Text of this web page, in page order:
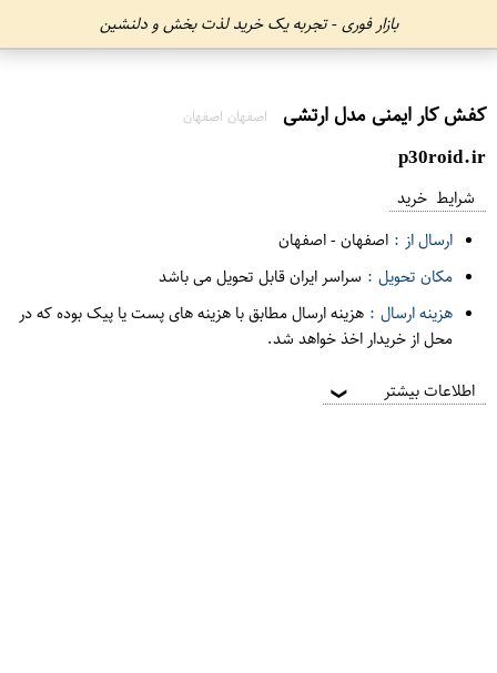
بازار فوری - تجربه یک خرید لذت بخش و دلنشین
کفش کار ایمنی مدل ارتشی اصفهان اصفهان
p30roid.ir
شرایط خرید
ارسال از : اصفهان-اصفهان
مکان تحویل : سراسر ایران قابل تحویل می باشد
هزینه ارسال : هزینه ارسال مطابق با هزینه های پست یا پیک بوده که در
محل از خریدار اخذ خواهد شد.
اطلاعات بیشتر ❯